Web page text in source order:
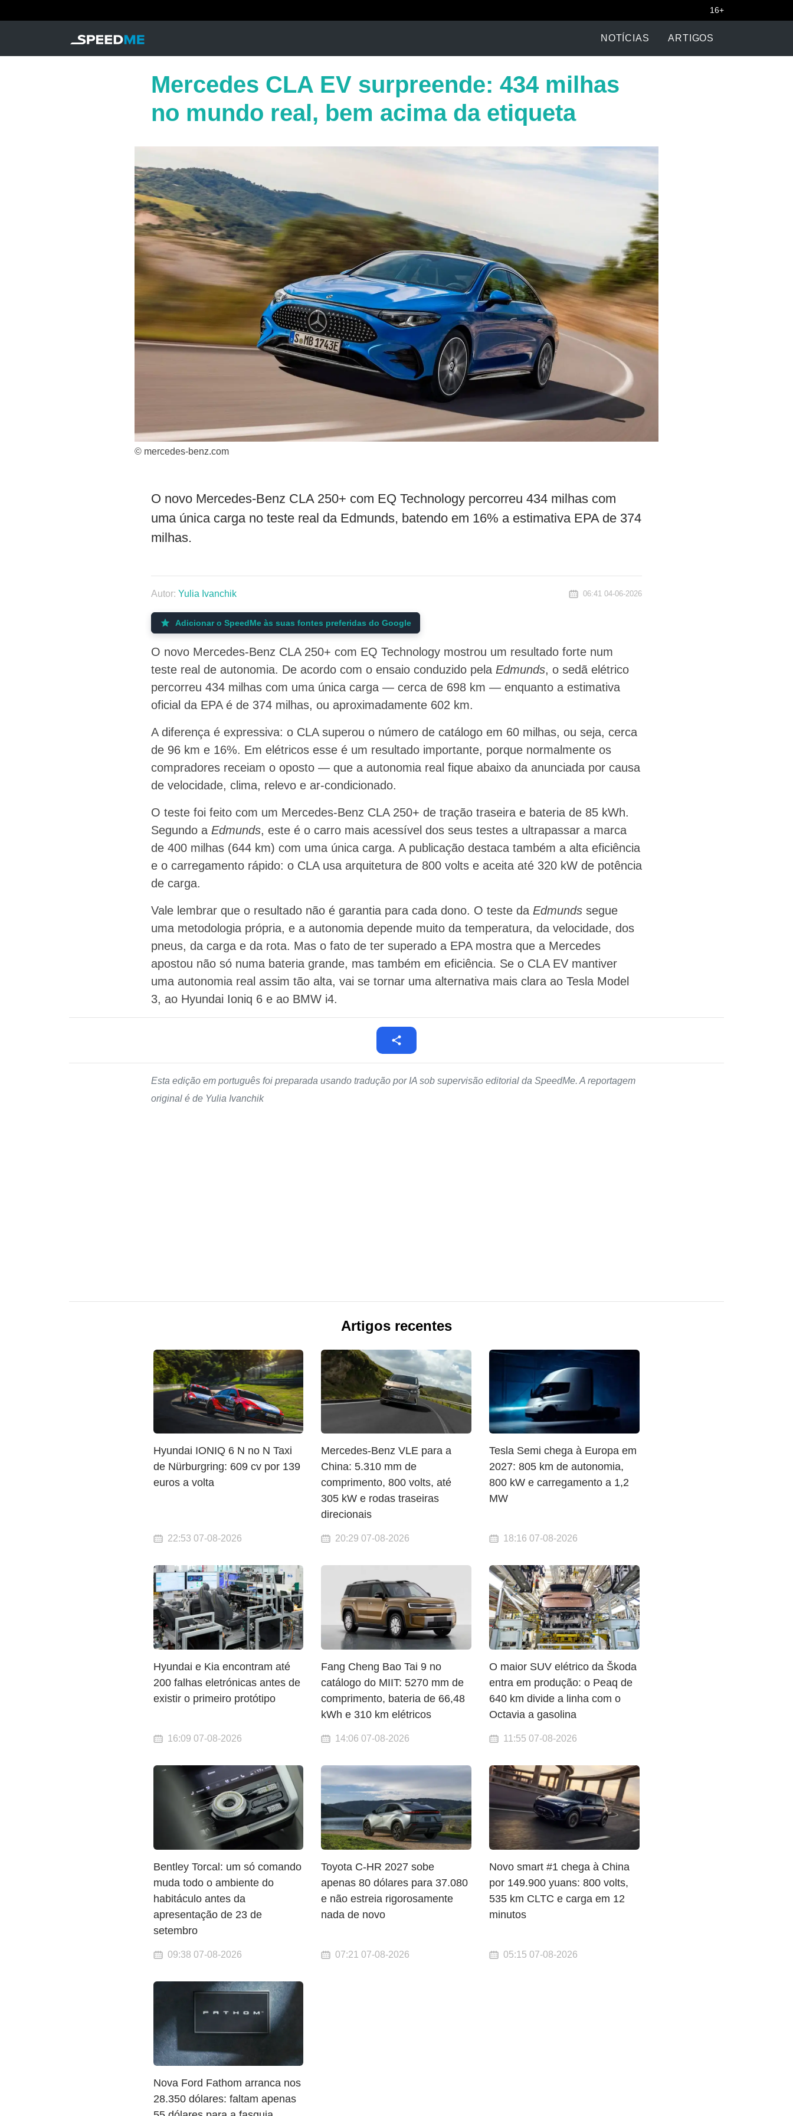
16+
NOTÍCIAS ARTIGOS
Mercedes CLA EV surpreende: 434 milhas
no mundo real, bem acima da etiqueta
© mercedes-benz.com
O novo Mercedes-Benz CLA 250+ com EQ Technology percorreu 434 milhas com
uma única carga no teste real da Edmunds, batendo em 16% a estimativa EPA de 374
milhas.
Autor: Yulia Ivanchik 06:41 04-06-2026
Adicionar o SpeedMe às suas fontes preferidas do Google
O novo Mercedes-Benz CLA 250+ com EQ Technology mostrou um resultado forte num
teste real de autonomia. De acordo com o ensaio conduzido pela Edmunds, o sedã elétrico
percorreu 434 milhas com uma única carga — cerca de 698 km — enquanto a estimativa
oficial da EPA é de 374 milhas, ou aproximadamente 602 km.
A diferença é expressiva: o CLA superou o número de catálogo em 60 milhas, ou seja, cerca
de 96 km e 16%. Em elétricos esse é um resultado importante, porque normalmente os
compradores receiam o oposto — que a autonomia real fique abaixo da anunciada por causa
de velocidade, clima, relevo e ar-condicionado.
O teste foi feito com um Mercedes-Benz CLA 250+ de tração traseira e bateria de 85 kWh.
Segundo a Edmunds, este é o carro mais acessível dos seus testes a ultrapassar a marca
de 400 milhas (644 km) com uma única carga. A publicação destaca também a alta eficiência
e o carregamento rápido: o CLA usa arquitetura de 800 volts e aceita até 320 kW de potência
de carga.
Vale lembrar que o resultado não é garantia para cada dono. O teste da Edmundssegue
uma metodologia própria, e a autonomia depende muito da temperatura, da velocidade, dos
pneus, da carga e da rota. Mas o fato de ter superado a EPA mostra que a Mercedes
apostou não só numa bateria grande, mas também em eficiência. Se o CLA EV mantiver
uma autonomia real assim tão alta, vai se tornar uma alternativa mais clara ao Tesla Model
3, ao Hyundai Ioniq 6 e ao BMW i4.
Esta edição em português foi preparada usando tradução por IA sob supervisão editorial da SpeedMe. A reportagem
original é de Yulia Ivanchik
Artigos recentes
Hyundai IONIQ 6 N no N Taxi
de Nürburgring: 609 cv por 139
euros a volta
22:53 07-08-2026
Mercedes-Benz VLE para a
China: 5.310 mm de
comprimento, 800 volts, até
305 kW e rodas traseiras
direcionais
20:29 07-08-2026
Tesla Semi chega à Europa em
2027: 805 km de autonomia,
800 kW e carregamento a 1,2
MW
18:16 07-08-2026
Hyundai e Kia encontram até
200 falhas eletrónicas antes de
existir o primeiro protótipo
16:09 07-08-2026
Fang Cheng Bao Tai 9 no
catálogo do MIIT: 5270 mm de
comprimento, bateria de 66,48
kWh e 310 km elétricos
14:06 07-08-2026
O maior SUV elétrico da Škoda
entra em produção: o Peaq de
640 km divide a linha com o
Octavia a gasolina
11:55 07-08-2026
Bentley Torcal: um só comando
muda todo o ambiente do
habitáculo antes da
apresentação de 23 de
setembro
09:38 07-08-2026
Toyota C-HR 2027 sobe
apenas 80 dólares para 37.080
e não estreia rigorosamente
nada de novo
07:21 07-08-2026
Novo smart #1 chega à China
por 149.900 yuans: 800 volts,
535 km CLTC e carga em 12
minutos
05:15 07-08-2026
Nova Ford Fathom arranca nos
28.350 dólares: faltam apenas